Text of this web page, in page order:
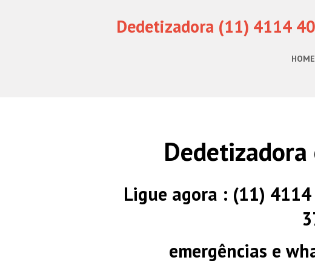
Dedetizadora (11) 4114
HOME
Dedetizadora
Ligue agora : (11)
emergências e